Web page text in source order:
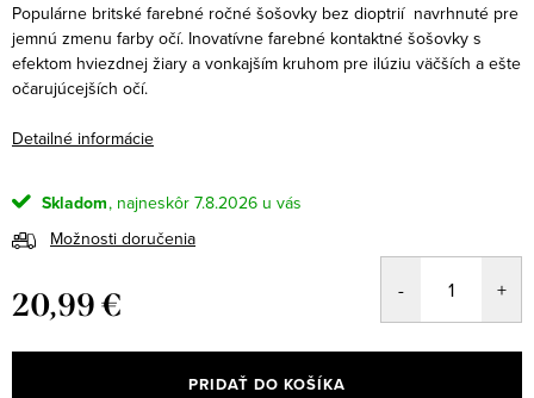
Populárne britské farebné ročné šošovky bez dioptrií navrhnuté pre
jemnú zmenu farby očí. Inovatívne farebné kontaktné šošovky s
efektom hviezdnej žiary a vonkajším kruhom pre ilúziu väčších a ešte
očarujúcejších očí.
Detailné informácie
Skladom
7.8.2026
Možnosti doručenia
20,99 €
cena:
PRIDAŤ DO KOŠÍKA